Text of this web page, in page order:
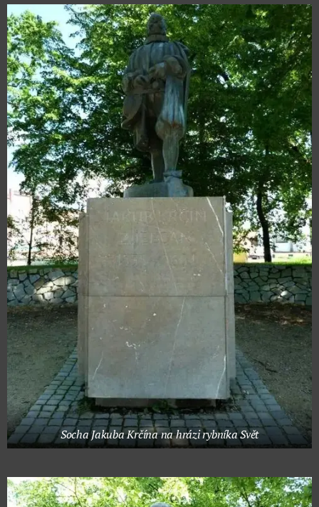
Socha Jakuba Krčína na hrázi rybníka Svět